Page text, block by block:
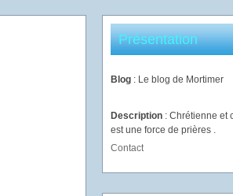
Présentation
Blog : Le blog de Mortimer
Description : Chrétienne et
est une force de prières .
Contact